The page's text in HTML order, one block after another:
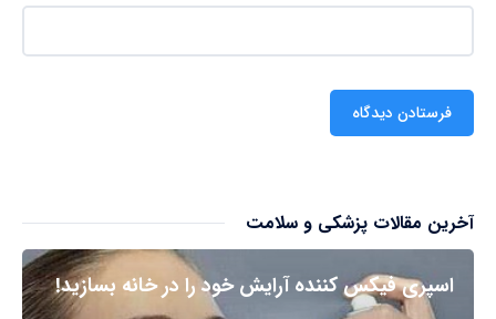
آخرین مقالات پزشکی و سلامت
اسپری فیکس کننده آرایش خود را در خانه بسازید!